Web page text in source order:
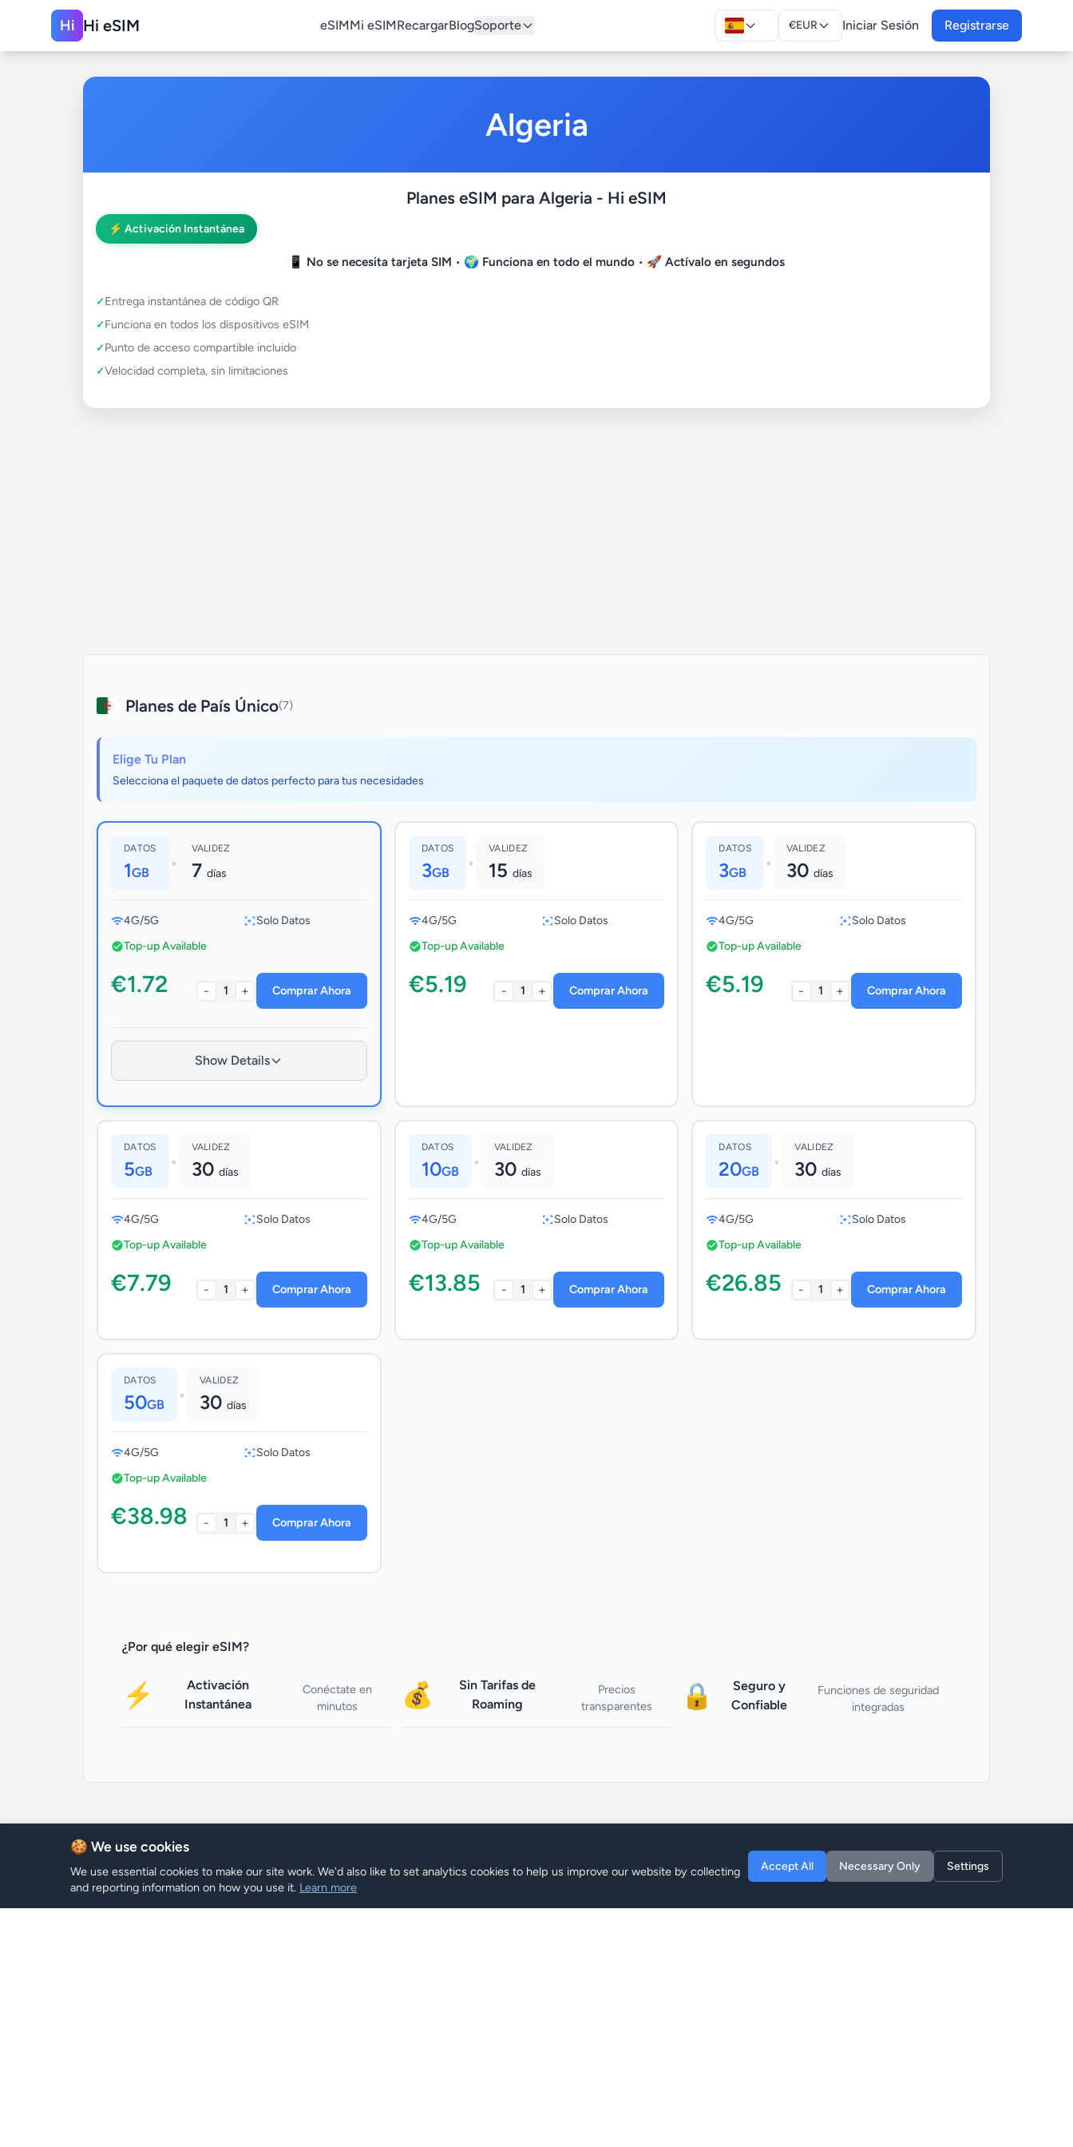
Hi Hi eSIM eSIMMi eSIMRecargarBlogSoporte €EUR Iniciar Sesión Registrarse
Algeria
Planes eSIM para Algeria - Hi eSIM
⚡ Activación Instantánea
📱 No se necesita tarjeta SIM • 🌍 Funciona en todo el mundo • 🚀 Actívalo en segundos
Entrega instantánea de código QR
Funciona en todos los dispositivos eSIM
Punto de acceso compartible incluido
Velocidad completa, sin limitaciones
Planes de País Único(7)
Elige Tu Plan
Selecciona el paquete de datos perfecto para tus necesidades
DATOS
1GB •
VALIDEZ
7 días
4G/5G
Solo Datos
Top-up Available
€1.72 - 1 + Comprar Ahora
Show Details
DATOS
3GB •
VALIDEZ
15días
4G/5G
Solo Datos
Top-up Available
€5.19 - 1 + Comprar Ahora
DATOS
3GB •
VALIDEZ
30 días
4G/5G
Solo Datos
Top-up Available
€5.19 - 1 + Comprar Ahora
DATOS
5GB •
VALIDEZ
30 días
4G/5G
Solo Datos
Top-up Available
€7.79 - 1 + Comprar Ahora
DATOS
10GB •
VALIDEZ
30 días
4G/5G
Solo Datos
Top-up Available
€13.85 - 1 + Comprar Ahora
DATOS
20GB •
VALIDEZ
30días
4G/5G
Solo Datos
Top-up Available
€26.85 - 1 + Comprar Ahora
DATOS
50GB •
VALIDEZ
30 días
4G/5G
Solo Datos
Top-up Available
€38.98 - 1 + Comprar Ahora
¿Por qué elegir eSIM?
⚡
Activación
Instantánea
Conéctate en
minutos
💰
Sin Tarifas de
Roaming
Precios
transparentes
🔒
Seguro y
Confiable
Funciones de seguridad
integradas
🍪 We use cookies
We use essential cookies to make our site work. We'd also like to set analytics cookies to help us improve our website by collecting
and reporting information on how you use it. Learn more
Accept All Necessary Only Settings